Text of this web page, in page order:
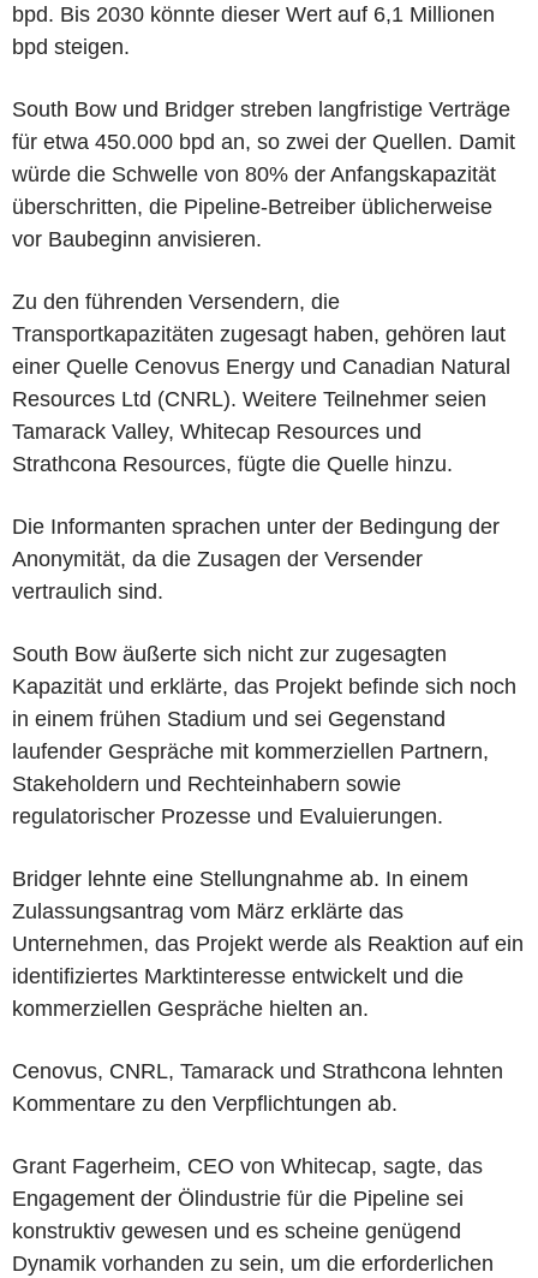
bpd. Bis 2030 könnte dieser Wert auf 6,1 Millionen
bpd steigen.
South Bow und Bridger streben langfristige Verträge
für etwa 450.000 bpd an, so zwei der Quellen. Damit
würde die Schwelle von 80% der Anfangskapazität
überschritten, die Pipeline-Betreiber üblicherweise
vor Baubeginn anvisieren.
Zu den führenden Versendern, die
Transportkapazitäten zugesagt haben, gehören laut
einer Quelle Cenovus Energy und Canadian Natural
Resources Ltd (CNRL). Weitere Teilnehmer seien
Tamarack Valley, Whitecap Resources und
Strathcona Resources, fügte die Quelle hinzu.
Die Informanten sprachen unter der Bedingung der
Anonymität, da die Zusagen der Versender
vertraulich sind.
South Bow äußerte sich nicht zur zugesagten
Kapazität und erklärte, das Projekt befinde sich noch
in einem frühen Stadium und sei Gegenstand
laufender Gespräche mit kommerziellen Partnern,
Stakeholdern und Rechteinhabern sowie
regulatorischer Prozesse und Evaluierungen.
Bridger lehnte eine Stellungnahme ab. In einem
Zulassungsantrag vom März erklärte das
Unternehmen, das Projekt werde als Reaktion auf ein
identifiziertes Marktinteresse entwickelt und die
kommerziellen Gespräche hielten an.
Cenovus, CNRL, Tamarack und Strathcona lehnten
Kommentare zu den Verpflichtungen ab.
Grant Fagerheim, CEO von Whitecap, sagte, das
Engagement der Ölindustrie für die Pipeline sei
konstruktiv gewesen und es scheine genügend
Dynamik vorhanden zu sein, um die erforderlichen